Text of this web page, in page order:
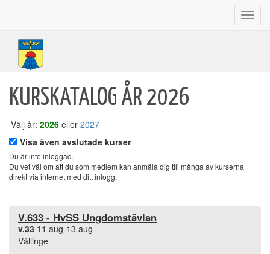
KURSKATALOG ÅR 2026
Välj år: 2026 eller 2027
Visa även avslutade kurser
Du är inte inloggad.
Du vet väl om att du som medlem kan anmäla dig till många av kurserna
direkt via internet med ditt inlogg.
V.633 - HvSS Ungdomstävlan
v.33 11 aug-13 aug
Vällinge